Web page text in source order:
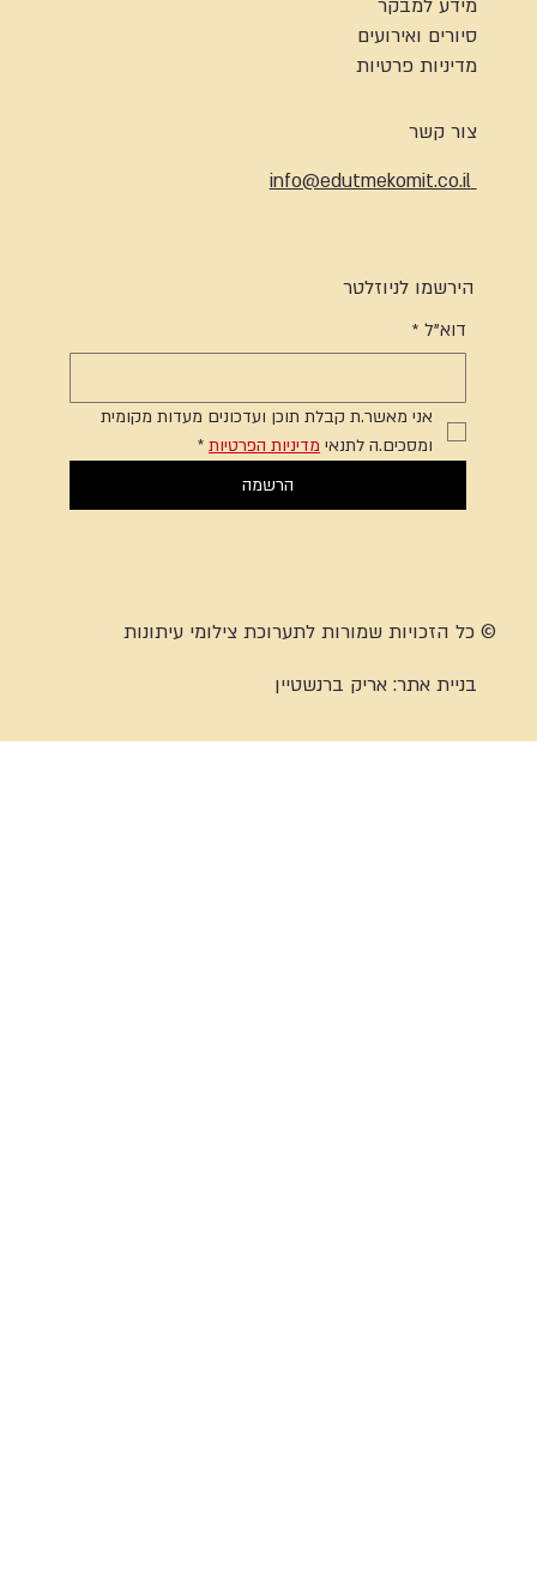
מידע למבקר
סיורים ואירועים
מדיניות פרטיות
צור קשר
info@edutmekomit.co.il
הירשמו לניוזלטר
דוא"ל *
אני מאשר.ת קבלת תוכן ועדכונים מעדות מקומית
ומסכים.ה לתנאי מדיניות הפרטיות *
הרשמה
© כל הזכויות שמורות לתערוכת צילומי עיתונות
בניית אתר:אריק ברנשטיין